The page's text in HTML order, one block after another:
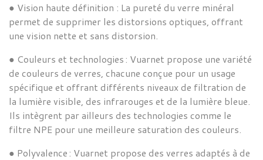
● Vision haute définition : La pureté du verre minéral
permet de supprimer les distorsions optiques, offrant
une vision nette et sans distorsion.
● Couleurs et technologies : Vuarnet propose une variété
de couleurs de verres, chacune conçue pour un usage
spécifique et offrant différents niveaux de filtration de
la lumière visible, des infrarouges et de la lumière bleue.
Ils intègrent par ailleurs des technologies comme le
filtre NPE pour une meilleure saturation des couleurs.
● Polyvalence : Vuarnet propose des verres adaptés à de